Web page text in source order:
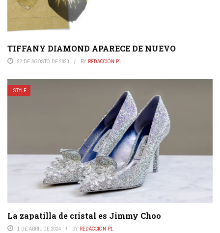
TIFFANY DIAMOND APARECE DE NUEVO
22 DE AGOSTO DE 2020 BY REDACCIÓN P1
STYLE
La zapatilla de cristal es Jimmy Choo
1 DE ABRIL DE 2024 BY REDACCIÓN P1